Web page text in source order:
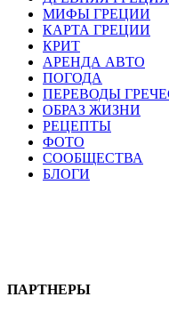
МИФЫ ГРЕЦИИ
КАРТА ГРЕЦИИ
КРИТ
АРЕНДА АВТО
ПОГОДА
ПЕРЕВОДЫ
ОБРАЗ ЖИЗНИ
РЕЦЕПТЫ
ФОТО
СООБЩЕСТВА
БЛОГИ
ПАРТНЕРЫ